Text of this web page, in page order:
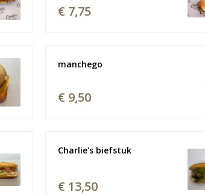
€ 7,75
manchego
€ 9,50
Charlie's biefstuk
€ 13,50